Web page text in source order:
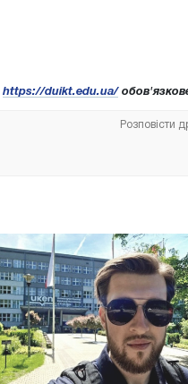
https://duikt.edu.ua/
Розповісти